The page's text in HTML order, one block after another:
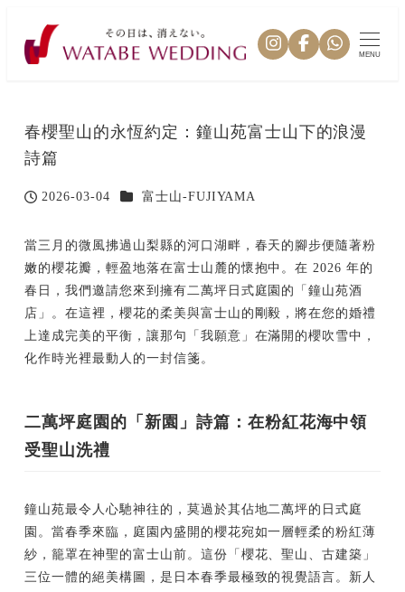
MENU
春櫻聖山的永恆約定：鐘山苑富士山下的浪漫
詩篇
投稿日
2026-03-04 カテゴリー
富士山-FUJIYAMA
當三月的微風拂過山梨縣的河口湖畔，春天的腳步便隨著粉
嫩的櫻花瓣，輕盈地落在富士山麓的懷抱中。在 2026 年的
春日，我們邀請您來到擁有二萬坪日式庭園的「鐘山苑酒
店」。在這裡，櫻花的柔美與富士山的剛毅，將在您的婚禮
上達成完美的平衡，讓那句「我願意」在滿開的櫻吹雪中，
化作時光裡最動人的一封信箋。
二萬坪庭園的「新園」詩篇：在粉紅花海中領
受聖山洗禮
鐘山苑最令人心馳神往的，莫過於其佔地二萬坪的日式庭
園。當春季來臨，庭園內盛開的櫻花宛如一層輕柔的粉紅薄
紗，籠罩在神聖的富士山前。這份「櫻花、聖山、古建築」
三位一體的絕美構圖，是日本春季最極致的視覺語言。新人